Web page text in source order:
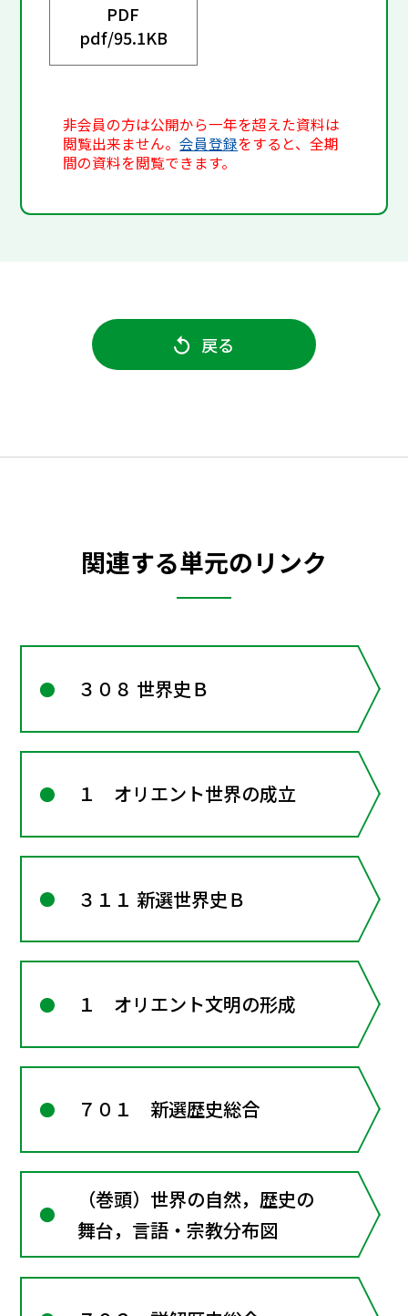
PDF
pdf/95.1KB
非会員の方は公開から一年を超えた資料は
閲覧出来ません。会員登録をすると、全期
間の資料を閲覧できます。
戻る
関連する単元のリンク
３０８ 世界史Ｂ
１ オリエント世界の成立
３１１ 新選世界史Ｂ
１ オリエント文明の形成
７０１ 新選歴史総合
（巻頭）世界の自然，歴史の
舞台，言語・宗教分布図